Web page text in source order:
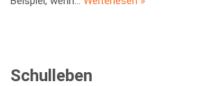
Schulleben